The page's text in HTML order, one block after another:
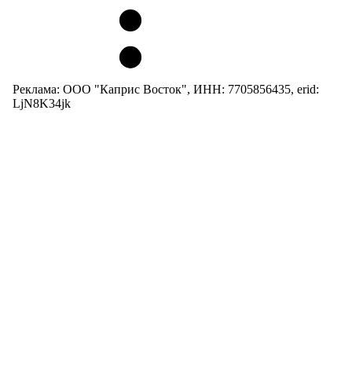
Реклама: ООО "Каприс Восток", ИНН: 7705856435, erid:
LjN8K34jk